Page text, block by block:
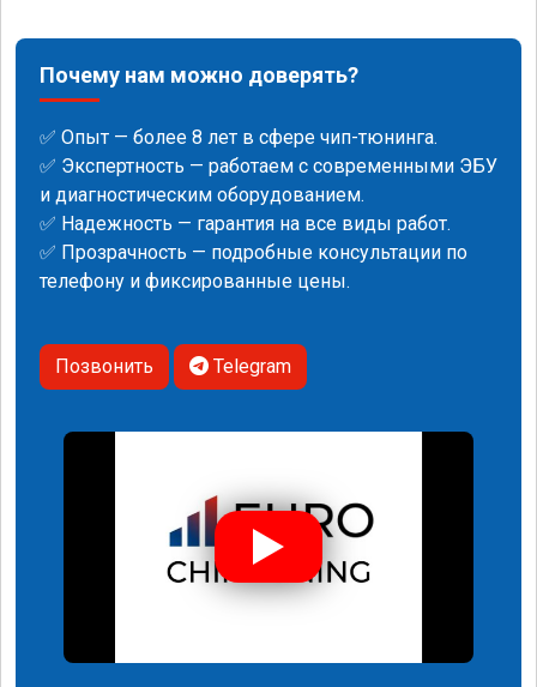
Почему нам можно доверять?
✅ Опыт — более 8 лет в сфере чип-тюнинга.
✅ Экспертность — работаем с современными ЭБУ
и диагностическим оборудованием.
✅ Надежность — гарантия на все виды работ.
✅ Прозрачность — подробные консультации по
телефону и фиксированные цены.
Позвонить Telegram